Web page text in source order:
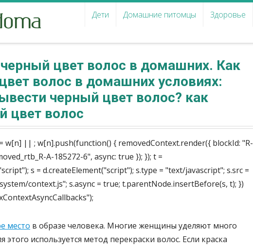
Дети Домашние питомцы Здоровье
цвет волос в домашних. Как
волос в домашних условиях:
черный цвет волос? как
цвет волос
w[n] || ; w[n].push(function() { removedContext.render({ blockId: "R-
A-185272-6", async: true }); }); t =
s = d.createElement("script"); s.type = "text/javascript"; s.src =
context.js"; s.async = true; t.parentNode.insertBefore(s, t); })
место в образе человека. Многие женщины уделяют много
используется метод перекраски волос. Если краска